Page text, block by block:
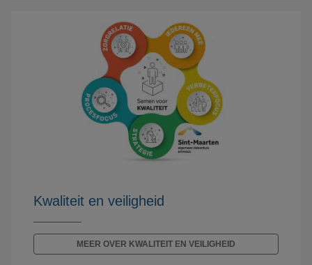
Kwaliteit en veiligheid
MEER OVER KWALITEIT EN VEILIGHEID